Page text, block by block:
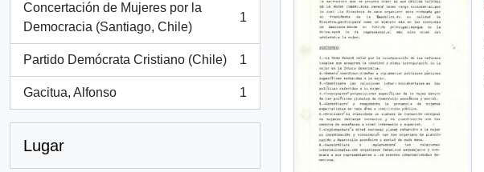
Concertación de Mujeres por la
Democracia (Santiago, Chile)
, 1 resultados
1
Partido Demócrata Cristiano (Chile)
, 1 resultados
1
Gacitua, Alfonso
, 1 resultados
1
Lugar